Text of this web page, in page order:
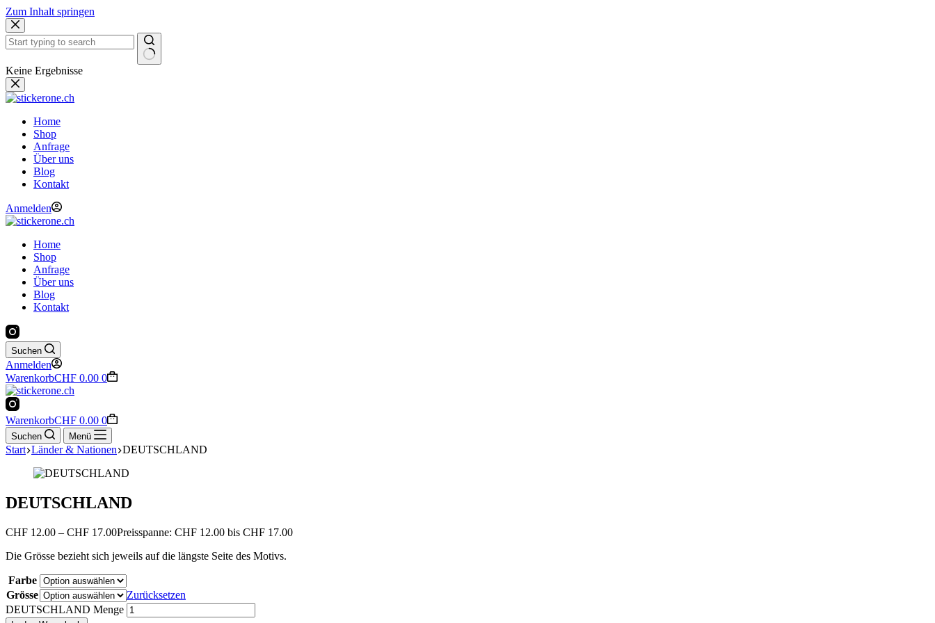
Zum Inhalt springen
Keine Ergebnisse
Home
Shop
Anfrage
Über uns
Blog
Kontakt
Anmelden
Home
Shop
Anfrage
Über uns
Blog
Kontakt
Suchen
Anmelden
WarenkorbCHF 0.00 0
WarenkorbCHF 0.00 0
Suchen Menü
Start Länder & Nationen DEUTSCHLAND
DEUTSCHLAND
CHF 12.00 – CHF 17.00Preisspanne: CHF 12.00 bis CHF 17.00
Die Grösse bezieht sich jeweils auf die längste Seite des Motivs.
Farbe
Grösse
Zurücksetzen
DEUTSCHLAND Menge